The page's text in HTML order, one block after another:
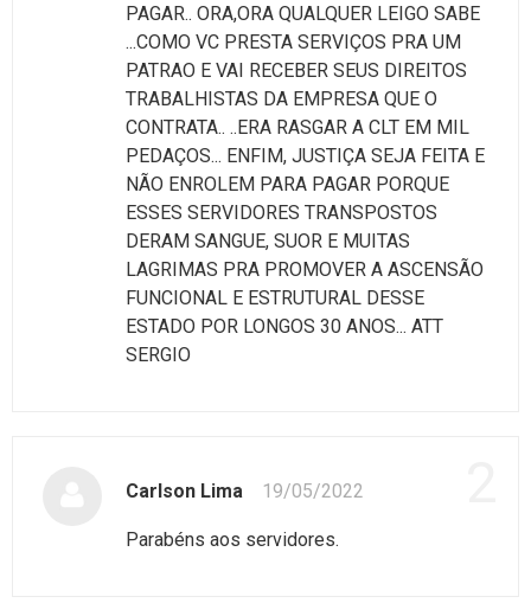
PAGAR.. ORA,ORA QUALQUER LEIGO SABE
...COMO VC PRESTA SERVIÇOS PRA UM
PATRAO E VAI RECEBER SEUS DIREITOS
TRABALHISTAS DA EMPRESA QUE O
CONTRATA.. ..ERA RASGAR A CLT EM MIL
PEDAÇOS... ENFIM, JUSTIÇA SEJA FEITA E
NÃO ENROLEM PARA PAGAR PORQUE
ESSES SERVIDORES TRANSPOSTOS
DERAM SANGUE, SUOR E MUITAS
LAGRIMAS PRA PROMOVER A ASCENSÃO
FUNCIONAL E ESTRUTURAL DESSE
ESTADO POR LONGOS 30 ANOS... ATT
SERGIO
Carlson Lima 19/05/2022
Parabéns aos servidores.